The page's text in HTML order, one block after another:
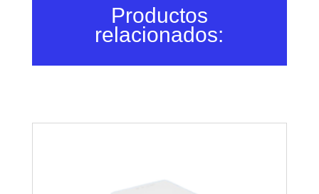
Productos
relacionados: